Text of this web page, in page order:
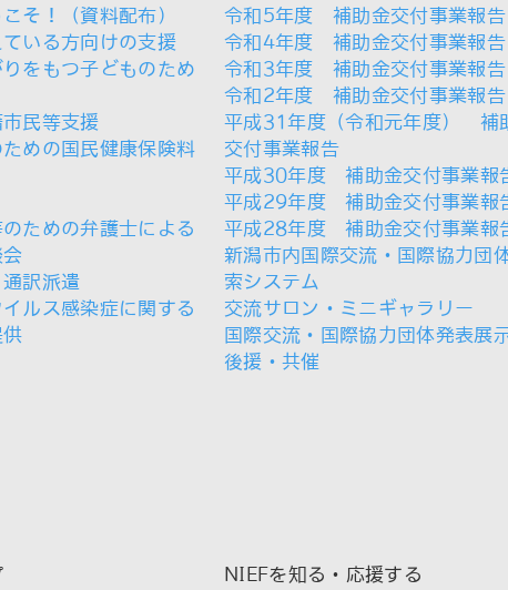
そ！（資料配布）
ている方向けの支援
をもつ子どものため
民等支援
めの国民健康保険料
ための弁護士による
会
通訳派遣
ルス感染症に関する
供
令和5年度 補助金交付事業報告
令和4年度 補助金交付事業報告
令和3年度 補助金交付事業報告
令和2年度 補助金交付事業報告
平成31年度（令和元年度） 補
交付事業報告
平成30年度 補助金交付事業報
平成29年度 補助金交付事業報
平成28年度 補助金交付事業報
新潟市内国際交流・国際協力団
索システム
交流サロン・ミニギャラリー
国際交流・国際協力団体発表展
後援・共催
NIEFを知る・応援する